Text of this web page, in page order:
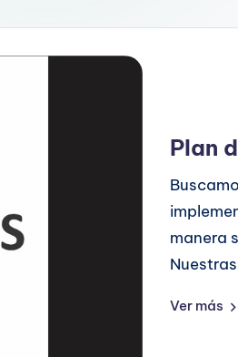
Plan
manera
Ver más